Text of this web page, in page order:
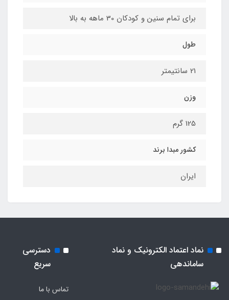
برای تمام سنین و کودکان 30 ماهه به بالا
طول
21 سانتیمتر
وزن
125 گرم
کشور مبدا برند
ایران
نماد اعتماد الکترونیک و نماد
ساماندهی
دسترسی
سریع
تماس با ما